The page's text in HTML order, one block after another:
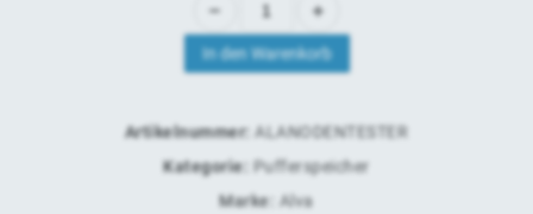
In den Warenkorb
Artikelnummer: ALANODENTESTER
Kategorie:
Pufferspeicher
Marke: Alva